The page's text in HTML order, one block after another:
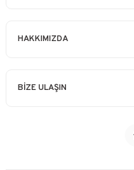
HAKKIMIZDA
BİZE ULAŞIN